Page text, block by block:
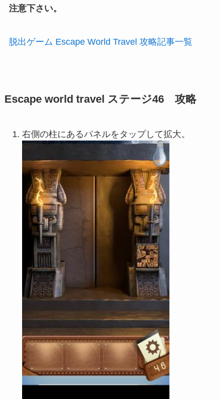
注意下さい。
脱出ゲーム Escape World Travel 攻略記事一覧
Escape world travel ステージ46 攻略
右側の柱にあるパネルをタップして拡大。